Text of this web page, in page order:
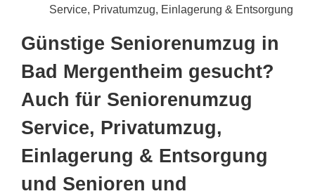
Service, Privatumzug, Einlagerung & Entsorgung
Günstige Seniorenumzug in
Bad Mergentheim gesucht?
Auch für Seniorenumzug
Service, Privatumzug,
Einlagerung & Entsorgung
und Senioren und